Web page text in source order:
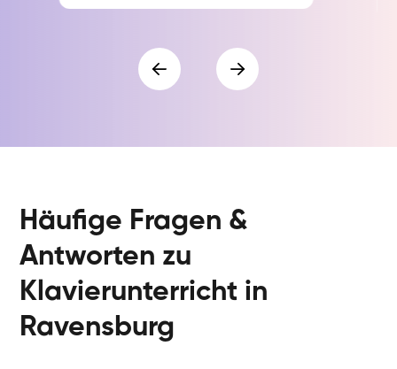
Häufige Fragen &
Antworten zu
Klavierunterricht in
Ravensburg